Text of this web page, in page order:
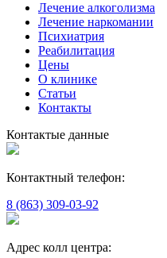
Лечение алкоголизма
Лечение наркомании
Психиатрия
Реабилитация
Цены
О клинике
Статьи
Контакты
Контактые данные
Контактный телефон:
8 (863) 309-03-92
Адрес колл центра: